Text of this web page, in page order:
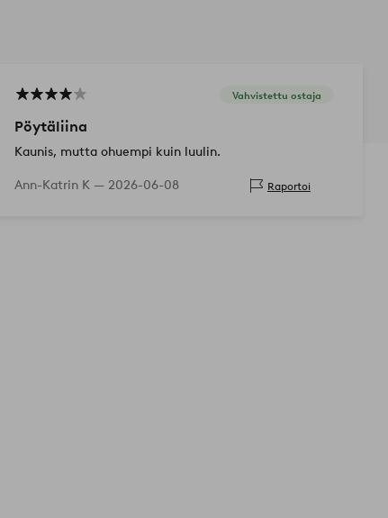
Vahvistettu ostaja
Pöytäliina
Kaunis, mutta ohuempi kuin luulin.
Ann-Katrin K — 2026-06-08 Raportoi